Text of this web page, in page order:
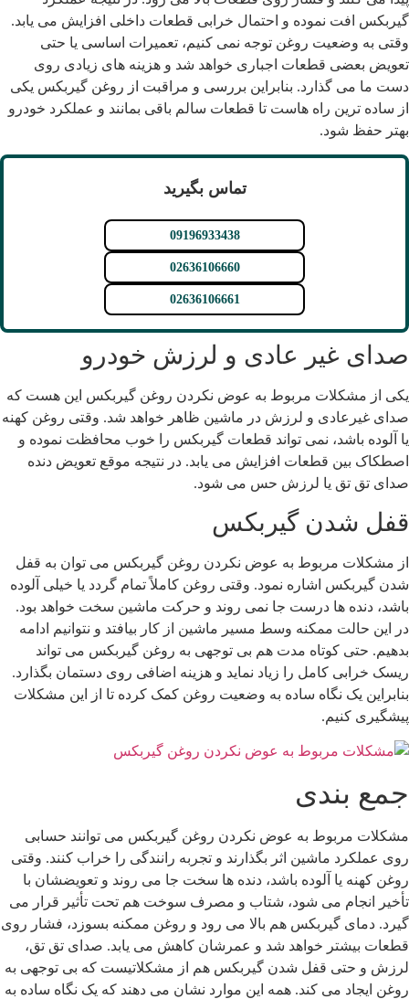
افت نموده و احتمال خرابی قطعات داخلی افزایش می یابد.
به وضعیت روغن توجه نمی کنیم، تعمیرات اساسی یا حتی
بعضی قطعات اجباری خواهد شد و هزینه های زیادی روی
ما می گذارد. بنابراین بررسی و مراقبت از روغن گیربکس یکی
ساده ترین راه هاست تا قطعات سالم باقی بمانند و عملکرد خودرو
حفظ شود.
تماس بگیرید
09196933438
02636106660
02636106661
غیر عادی و لرزش خودرو
از مشکلات مربوط به عوض نکردن روغن گیربکس این هست که
غیرعادی و لرزش در ماشین ظاهر خواهد شد. وقتی روغن کهنه
آلوده باشد، نمی تواند قطعات گیربکس را خوب محافظت نموده و
بین قطعات افزایش می یابد. در نتیجه موقع تعویض دنده
تق تق یا لرزش حس می شود.
شدن گیربکس
مشکلات مربوط به عوض نکردن روغن گیربکس می توان به قفل
گیربکس اشاره نمود. وقتی روغن کاملاً تمام گردد یا خیلی آلوده
دنده ها درست جا نمی روند و حرکت ماشین سخت خواهد بود.
این حالت ممکنه وسط مسیر ماشین از کار بیافتد و نتوانیم ادامه
حتی کوتاه مدت هم بی توجهی به روغن گیربکس می تواند
خرابی کامل را زیاد نماید و هزینه اضافی روی دستمان بگذارد.
یک نگاه ساده به وضعیت روغن کمک کرده تا از این مشکلات
کنیم.
بندی
مربوط به عوض نکردن روغن گیربکس می توانند حسابی
عملکرد ماشین اثر بگذارند و تجربه رانندگی را خراب کنند. وقتی
کهنه یا آلوده باشد، دنده ها سخت جا می روند و تعویضشان با
انجام می شود، شتاب و مصرف سوخت هم تحت تأثیر قرار می
دمای گیربکس هم بالا می رود و روغن ممکنه بسوزد، فشار روی
بیشتر خواهد شد و عمرشان کاهش می یابد. صدای تق تق،
و حتی قفل شدن گیربکس هم از مشکلاتیست که بی توجهی به
ایجاد می کند. همه این موارد نشان می دهند که یک نگاه ساده به